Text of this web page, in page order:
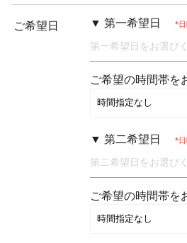
ご希望日 ▼ 第一希望日*
ご希望の時間帯を
▼ 第二希望日*
ご希望の時間帯を